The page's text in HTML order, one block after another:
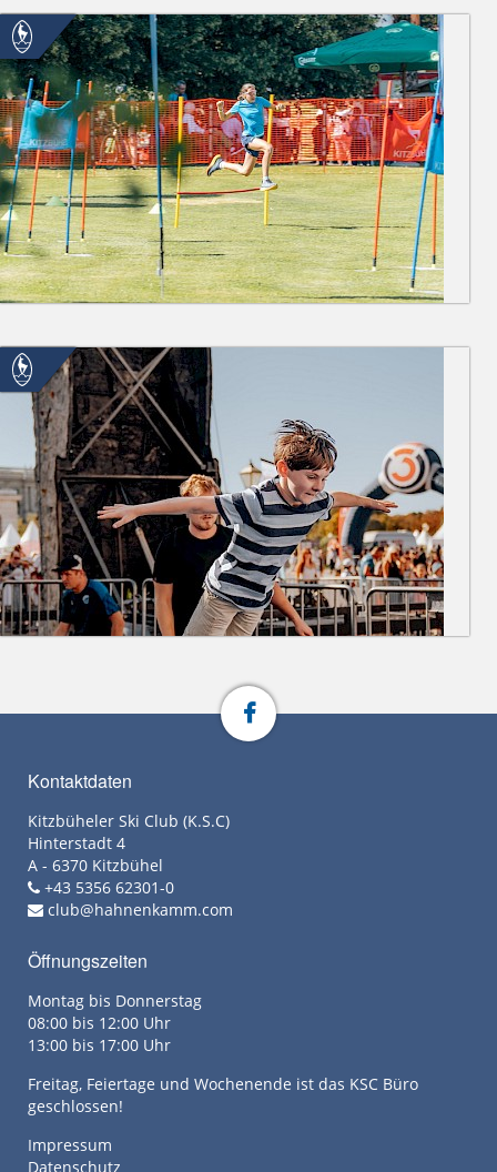
Kontaktdaten
Kitzbüheler Ski Club (K.S.C)
Hinterstadt 4
A - 6370 Kitzbühel
+43 5356 62301-0
club@hahnenkamm.com
Öffnungszeiten
Montag bis Donnerstag
08:00 bis 12:00 Uhr
13:00 bis 17:00 Uhr
Freitag, Feiertage und Wochenende ist das KSC Büro
geschlossen!
Impressum
Datenschutz